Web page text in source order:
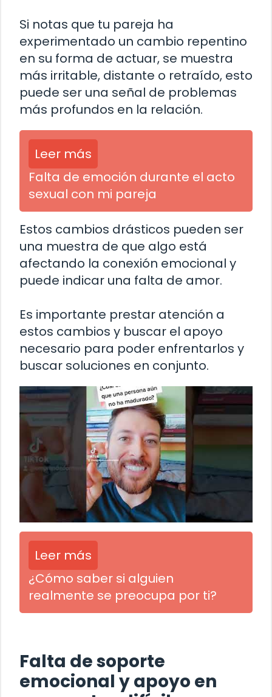
Si notas que tu pareja ha
experimentado un cambio repentino
en su forma de actuar, se muestra
más irritable, distante o retraído, esto
puede ser una señal de problemas
más profundos en la relación.
Leer más
Falta de emoción durante el acto
sexual con mi pareja
Estos cambios drásticos pueden ser
una muestra de que algo está
afectando la conexión emocional y
puede indicar una falta de amor.
Es importante prestar atención a
estos cambios y buscar el apoyo
necesario para poder enfrentarlos y
buscar soluciones en conjunto.
Leer más
¿Cómo saber si alguien
realmente se preocupa por ti?
Falta de soporte
emocional y apoyo en